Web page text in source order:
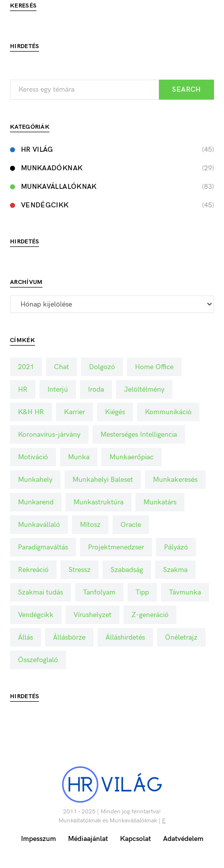
KERESÉS
HIRDETÉS
SEARCH
KATEGÓRIÁK
HR VILÁG (45)
MUNKAADÓKNAK (29)
MUNKAVÁLLALÓKNAK (83)
VENDÉGCIKK (45)
HIRDETÉS
ARCHÍVUM
CÍMKÉK
2021 Chat Dolgozó Home Office
HR Interjú Iroda Jelöltélmény
K&H HR Karrier Kiégés Kommunikáció
Koronavírus-járvány Mesterséges Intelligencia
Motiváció Munka Munkaerőpiac
Munkahely Munkahelyi Baleset Munkakeresés
Munkarend Munkastruktúra Munkatárs
Munkavállaló Mítosz Oracle
Paradigmaváltás Projektmenedzser Pályázó
Rekreáció Stressz Szabadság Szakma
Szakmai tudás Tanfolyam Tipp Távmunka
Vendégcikk Vírushelyzet Z-generáció
Állás Állásbörze Álláshirdetés Önéletrajz
Összefoglaló
HIRDETÉS
2011 - 2025 | Minden jog fenntartva!
Munkáltatóknak és Munkavállalóknak | E
Impesszum Médiaajánlat Kapcsolat Adatvédelem